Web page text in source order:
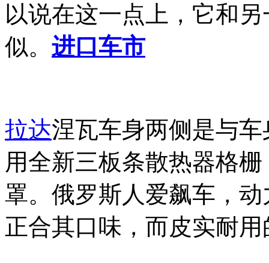
以说在这一点上，它和
似。 进口车市
拉达涅瓦车身两侧是与
用全新三板条散热器格
罩。俄罗斯人爱飙车，
正合其口味，而皮实耐